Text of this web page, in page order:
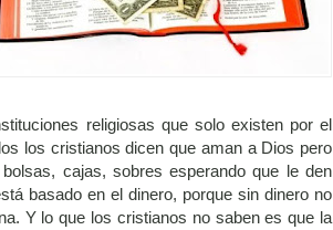
religiosas que solo existen por el
los cristianos dicen que aman a Dios pero
cajas, sobres esperando que le den
basado en el dinero, porque sin dinero no
Y lo que los cristianos no saben es que la